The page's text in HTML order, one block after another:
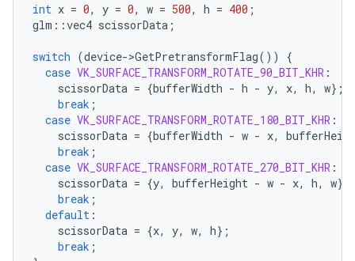
int x = 0, y = 0, w = 500, h = 400 ;
glm ::vec4 scissorData ;
switch (device->GetPretransformFlag())
{
case VK_SURFACE_TRANSFORM_ROTATE_90_BIT_KHR :
scissorData = {bufferWidth - h - y, x, h, w};
break ;
case VK_SURFACE_TRANSFORM_ROTATE_180_BIT_KHR :
scissorData = {bufferWidth - w - x,
break ;
case VK_SURFACE_TRANSFORM_ROTATE_270_BIT_KHR :
scissorData = {y, bufferHeight - w - x, h, w};
break ;
default :
scissorData = {x, y, w, h};
break ;